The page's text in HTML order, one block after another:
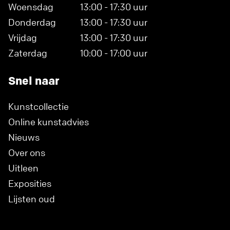
Woensdag
13:00 - 17:30 uur
Donderdag
13:00 - 17:30 uur
Vrijdag
13:00 - 17:30 uur
Zaterdag
10:00 - 17:00 uur
Snel naar
Kunstcollectie
Online kunstadvies
Nieuws
Over ons
Uitleen
Exposities
Lijsten oud